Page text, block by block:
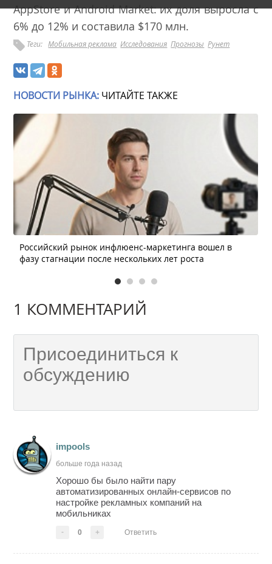
AppStore и Android Market: их доля выросла с
6% до 12% и составила $170 млн.
Теги: Мобильная реклама Исследования Прогнозы Рунет
НОВОСТИ РЫНКА: ЧИТАЙТЕ ТАКЖЕ
Российский рынок инфлюенс-маркетинга вошел в
фазу стагнации после нескольких лет роста
1 КОММЕНТАРИЙ
impools
больше года назад
Хорошо бы было найти пару
автоматизированных онлайн-сервисов по
настройке рекламных компаний на
мобильниках
- 0 + Ответить